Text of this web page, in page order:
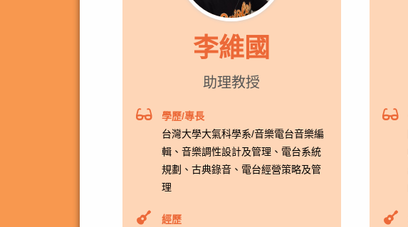
李維國
助理教授
學歷/專長
台灣大學大氣科學系/音樂電台音樂編
輯、音樂調性設計及管理、電台系統
規劃、古典錄音、電台經營策略及管
理
經歷